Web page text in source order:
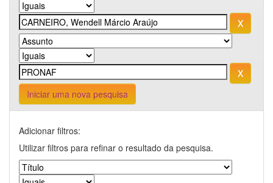
Iniciar uma nova pesquisa
Adicionar filtros:
Utilizar filtros para refinar o resultado da pesquisa.